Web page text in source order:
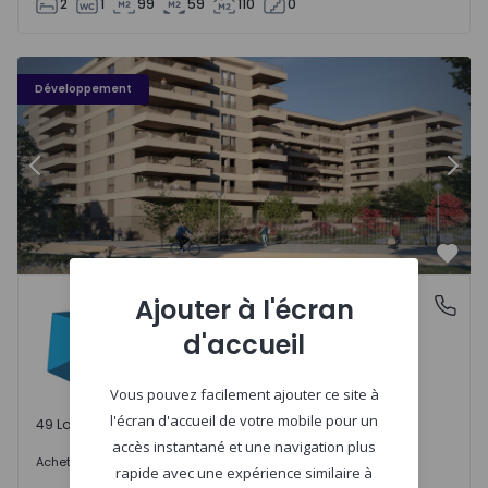
2 1 99 59 110 0
Développement
PLENO JARDIM - 3
Précédent
Águas Santas, PortoPLENO JARDIM
Águas Santas, Porto
49 Lots disponibles
Acheter 242.000 €
Ajouter à l'écran
d'accueil
Vous pouvez facilement ajouter ce site à
l'écran d'accueil de votre mobile pour un
accès instantané et une navigation plus
rapide avec une expérience similaire à